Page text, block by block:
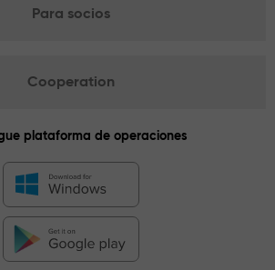
Para socios
Cooperation
plataforma de operaciones